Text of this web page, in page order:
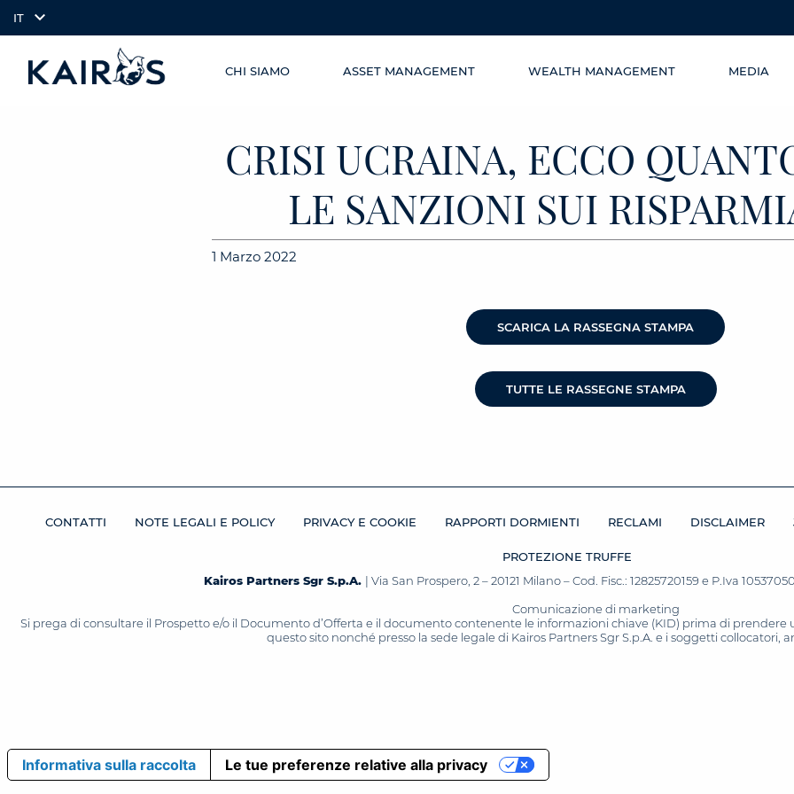
IT
CHI SIAMO ASSET MANAGEMENT WEALTH MANAGEMENT MEDIA
CRISI UCRAINA, ECCO
LE SANZIONI SUI
1 Marzo 2022
SCARICA LA RASSEGNA STAMPA
TUTTE LE RASSEGNE STAMPA
CONTATTI NOTE LEGALI E POLICY PRIVACY E COOKIE RAPPORTI DORMIENTI RECLAMI DISCLAIMER
PROTEZIONE TRUFFE
Kairos Partners Sgr S.p.A. | Via San Prospero, 2 – 20121 Milano – Cod. Fisc.: 12825720159 e P.Iva
Comunicazione di marketing
Si prega di consultare il Prospetto e/o il Documento d’Offerta e il documento contenente le informazioni chiave (KID) prima di
questo sito nonché presso la sede legale di Kairos Partners Sgr S.p.A. e i soggetti collocatori,
Informativa sulla raccolta Le tue preferenze relative alla privacy